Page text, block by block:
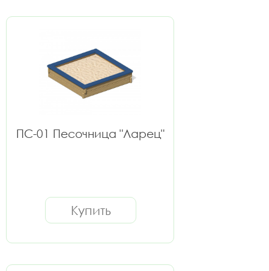
ПС-01 Песочница "Ларец"
Купить